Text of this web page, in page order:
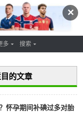
✕
多 搜索
的文章
怀孕期间补碘过多对胎